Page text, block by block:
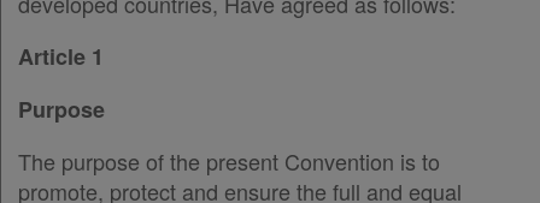
αγαπημένα
μου
Article 1
Purpose
The purpose of the present Convention is to
promote, protect and ensure the full and equal